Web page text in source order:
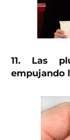
11. Las
empujando